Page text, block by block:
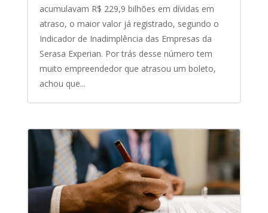
acumulavam R$ 229,9 bilhões em dívidas em
atraso, o maior valor já registrado, segundo o
Indicador de Inadimplência das Empresas da
Serasa Experian. Por trás desse número tem
muito empreendedor que atrasou um boleto,
achou que...